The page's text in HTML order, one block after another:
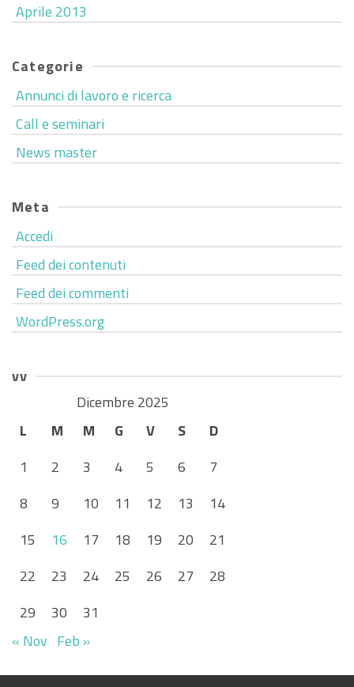
Aprile 2013
Categorie
Annunci di lavoro e ricerca
Call e seminari
News master
Meta
Accedi
Feed dei contenuti
Feed dei commenti
WordPress.org
vv
Dicembre 2025
L
M M G V S
D
1
2 3 4 5 6
7
8
9 10 11 12 13
14
15
16 17 18 19 20
21
22
23 24 25 26 27
28
29
30
31
« Nov Feb »